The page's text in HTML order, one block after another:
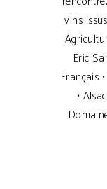
vins
Eric
Français
•